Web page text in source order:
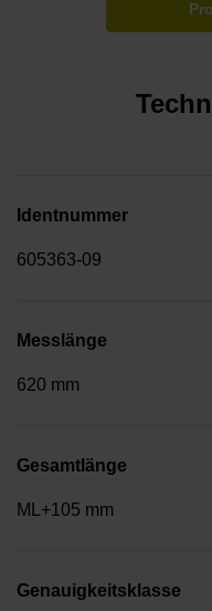
Identnummer
605363-09
Messlänge
620 mm
Gesamtlänge
ML+105 mm
Genauigkeitsklasse